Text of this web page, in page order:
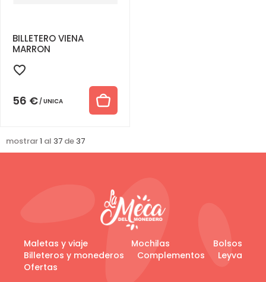
BILLETERO VIENA
MARRON
56 € UNICA
mostrar1 al 37 de 37
Maletas y viaje Mochilas
Bolsos
Billeteros y monederos
Complementos
Leyva
Ofertas